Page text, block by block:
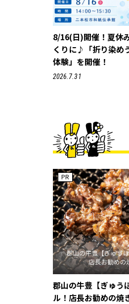
8/16(日)開催！夏休
くりに♪「折り染め
体験」を開催！
2026.7.31
PR
郡山の牛豊【ぎゅう
ル！店長お勧めの焼